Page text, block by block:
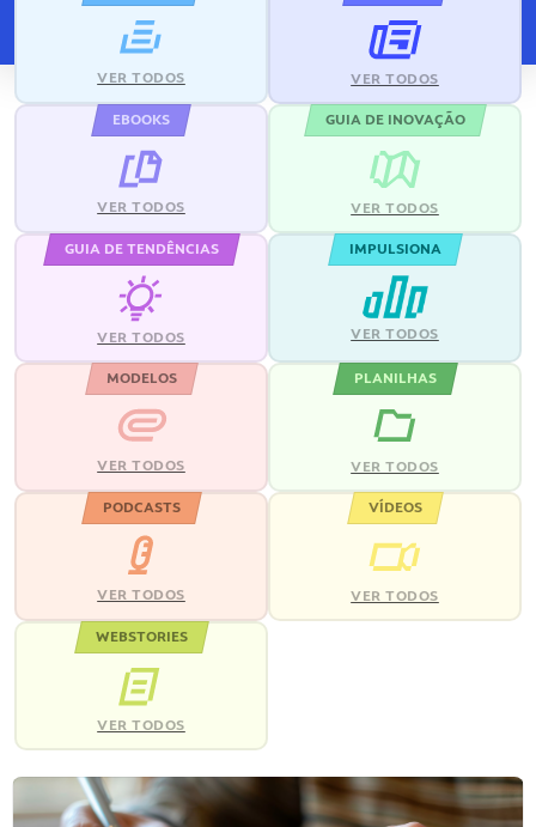
VER TODOS VER TODOS
EBOOKS
VER TODOS
GUIA DE INOVAÇÃO
VER TODOS
GUIA DE TENDÊNCIAS
VER TODOS
IMPULSIONA
VER TODOS
MODELOS
VER TODOS
PLANILHAS
VER TODOS
PODCASTS
VER TODOS
VÍDEOS
VER TODOS
WEBSTORIES
VER TODOS